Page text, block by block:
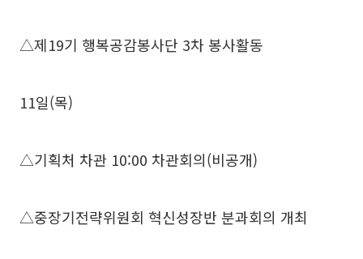
△제19기 행복공감봉사단 3차 봉사활동
11일(목)
△기획처 차관 10:00 차관회의(비공개)
△중장기전략위원회 혁신성장반 분과회의 개최